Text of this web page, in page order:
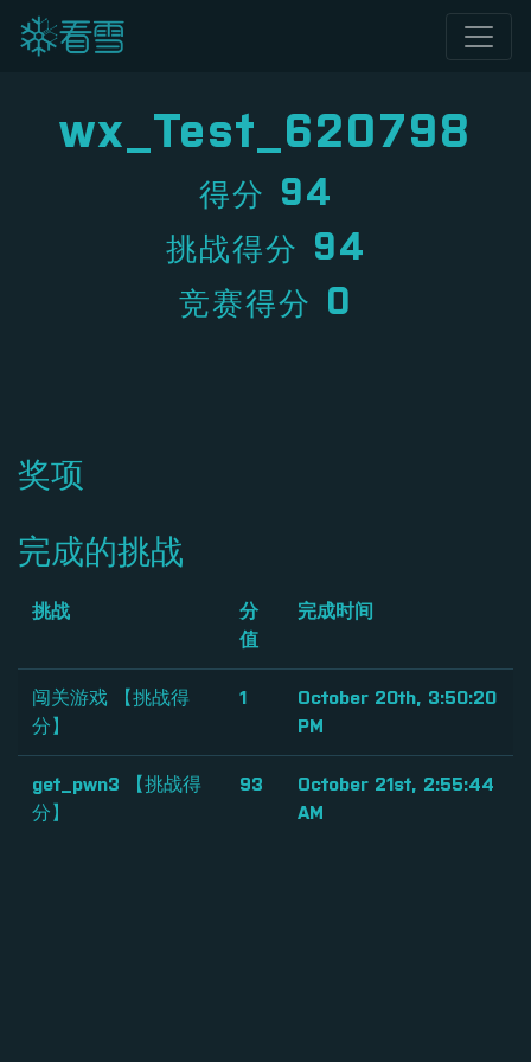
wx_Test_620798
得分 94
挑战得分 94
竞赛得分 0
奖项
完成的挑战
挑战
分
值
完成时间
闯关游戏 【挑战得
分】
1
October 20th, 3:50:20
PM
get_pwn3 【挑战得
分】
93
October 21st, 2:55:44
AM